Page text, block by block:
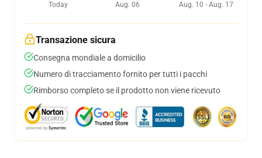
Today
Aug. 06
Aug. 10 - Aug. 17
Transazione sicura
Consegna mondiale a domicilio
Numero di tracciamento fornito per tutti i pacchi
Rimborso completo se il prodotto non viene ricevuto